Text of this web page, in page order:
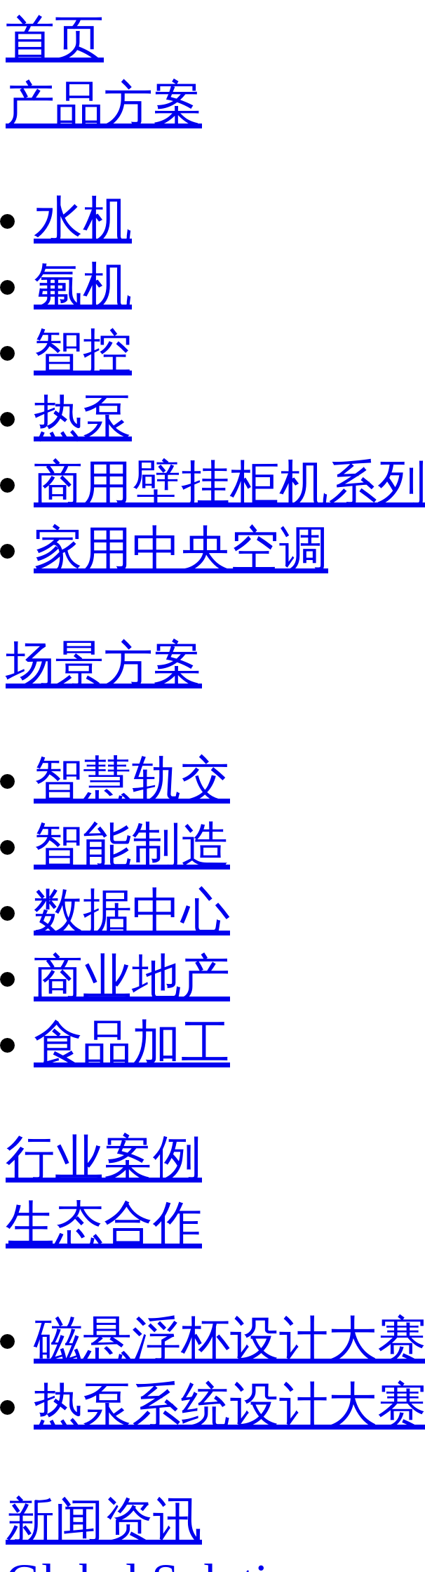
首页
产品方案
水机
氟机
智控
热泵
商用壁挂柜机系列
家用中央空调
场景方案
智慧轨交
智能制造
数据中心
商业地产
食品加工
行业案例
生态合作
磁悬浮杯设计大赛
热泵系统设计大赛
新闻资讯